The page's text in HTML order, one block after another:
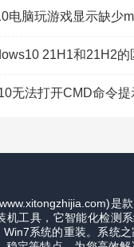
21H1和21H2的
是
机工具，它智能化检测
Win7系统的重装。系统